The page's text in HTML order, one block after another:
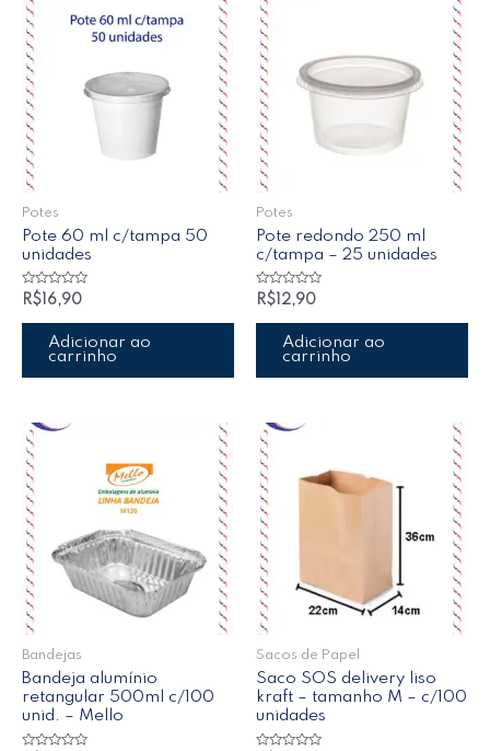
Potes
Pote 60 ml c/tampa 50
unidades
Avaliação
0
de
R$ 16,90
Adicionar ao
carrinho
Potes
Pote redondo 250 ml
c/tampa – 25 unidades
Avaliação
0
de
R$ 12,90
Adicionar ao
carrinho
Bandejas
Bandeja alumínio
retangular 500ml c/100
unid. – Mello
Sacos de Papel
Saco SOS delivery liso
kraft – tamanho M – c/100
unidades